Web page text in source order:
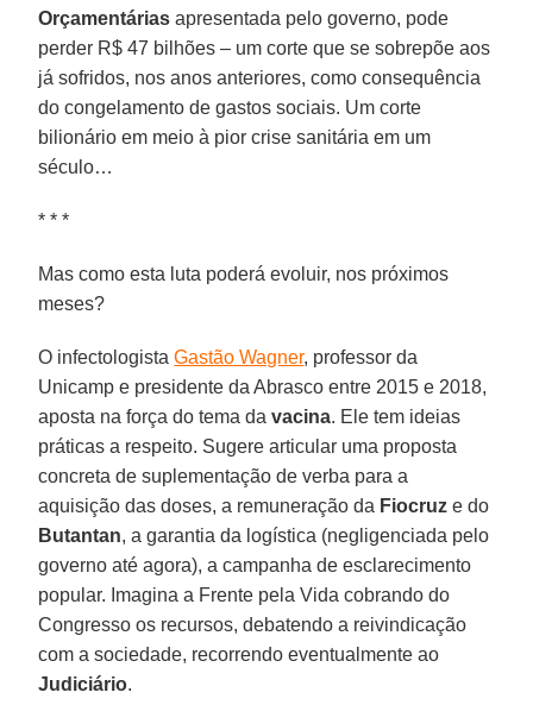
Orçamentárias apresentada pelo governo, pode
perder R$ 47 bilhões – um corte que se sobrepõe aos
já sofridos, nos anos anteriores, como consequência
do congelamento de gastos sociais. Um corte
bilionário em meio à pior crise sanitária em um
século…
* * *
Mas como esta luta poderá evoluir, nos próximos
meses?
O infectologistaGastão Wagner, professor da
Unicamp e presidente da Abrasco entre 2015 e 2018,
aposta na força do tema davacina. Ele tem ideias
práticas a respeito. Sugere articular uma proposta
concreta de suplementação de verba para a
aquisição das doses, a remuneração da Fiocruz e do
Butantan, a garantia da logística (negligenciada pelo
governo até agora), a campanha de esclarecimento
popular. Imagina a Frente pela Vida cobrando do
Congresso os recursos, debatendo a reivindicação
com a sociedade, recorrendo eventualmente ao
Judiciário.